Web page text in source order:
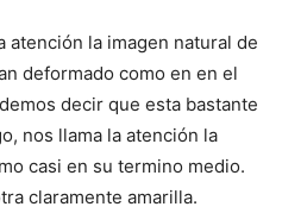
atención la imagen natural de
deformado como en en el
decir que esta bastante
nos llama la atención la
casi en su termino medio.
claramente amarilla.